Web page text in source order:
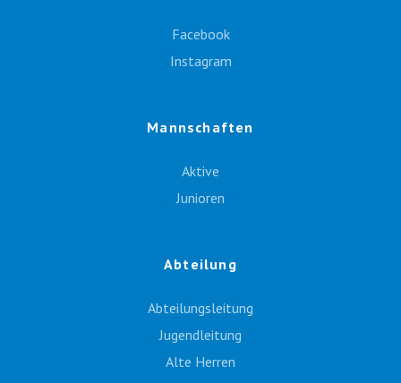
Facebook
Instagram
Mannschaften
Aktive
Junioren
Abteilung
Abteilungsleitung
Jugendleitung
Alte Herren